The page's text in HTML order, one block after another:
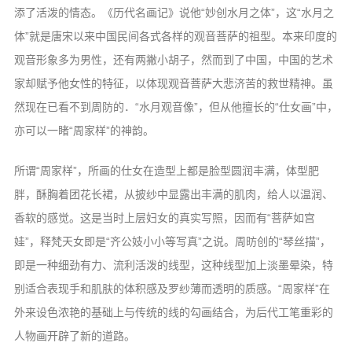
添了活泼的情态。《历代名画记》说他“妙创水月之体”，这“水月之
体”就是唐宋以来中国民间各式各样的观音菩萨的祖型。本来印度的
观音形象多为男性，还有两撇小胡子，然而到了中国，中国的艺术
家却赋予他女性的特征，以体现观音菩萨大悲济苦的救世精神。虽
然现在已看不到周防的．“水月观音像”，但从他擅长的“仕女画”中，
亦可以一睹“周家样”的神韵。
所谓“周家样”，所画的仕女在造型上都是脸型圆润丰满，体型肥
胖，酥胸着团花长裙，从披纱中显露出丰满的肌肉，给人以温润、
香软的感觉。这是当时上层妇女的真实写照，因而有“菩萨如宫
娃”，释梵天女即是“齐公妓小小等写真”之说。周昉创的“琴丝描”，
即是一种细劲有力、流利活泼的线型，这种线型加上淡墨晕染，特
别适合表现手和肌肤的体积感及罗纱薄而透明的质感。“周家样”在
外来设色浓艳的基础上与传统的线的勾画结合，为后代工笔重彩的
人物画开辟了新的道路。